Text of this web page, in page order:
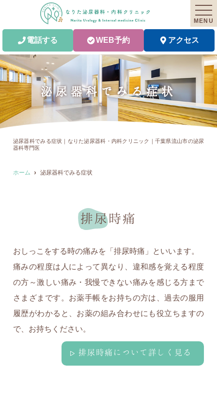
MENU
電話する WEB予約 アクセス
泌尿器科でみる症状
泌尿器科でみる症状｜なりた泌尿器科・内科クリニック｜千葉県流山市の泌尿
器科専門医
ホーム 泌尿器科でみる症状
排尿時痛
おしっこをする時の痛みを「排尿時痛」といいます。
痛みの程度は人によって異なり、違和感を覚える程度
の方～激しい痛み・我慢できない痛みを感じる方まで
さまざまです。お薬手帳をお持ちの方は、過去の服用
履歴がわかると、お薬の組み合わせにも役立ちますの
で、お持ちください。
排尿時痛について詳しく見る